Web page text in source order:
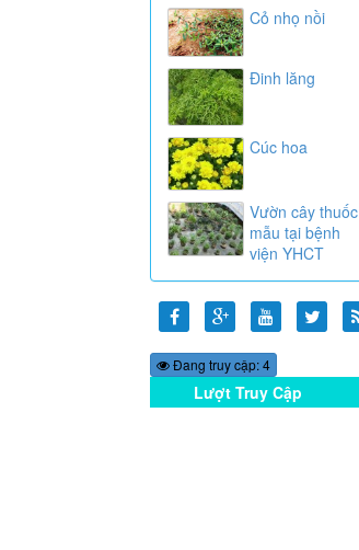
Cỏ nhọ nồi
Đinh lăng
Cúc hoa
Vườn cây thuốc
mẫu tại bệnh
viện YHCT
Đang truy cập: 4
Lượt Truy Cập
Online